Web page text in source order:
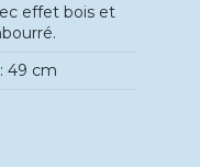
effet bois et
49 cm